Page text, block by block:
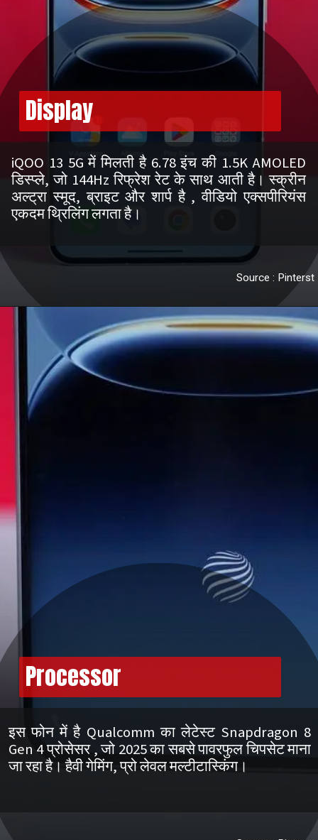
Display
iQOO 13 5G में मिलती है 6.78 इंच की 1.5K AMOLED
डिस्प्ले, जो 144Hz रिफ्रेश रेट के साथ आती है। स्क्रीन
अल्ट्रा स्मूद, ब्राइट और शार्प है , वीडियो एक्सपीरियंस
एकदम थ्रिलिंग लगता है।
Source : Pinterst
Processor
इस फोन में है Qualcomm का लेटेस्ट Snapdragon 8
Gen 4 प्रोसेसर , जो 2025 का सबसे पावरफुल चिपसेट माना